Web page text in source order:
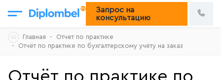
Skip
content
Запрос на
консультацию
Главная
Отчет по практике
Отчёт по практике по бухгалтерскому учёту на заказ